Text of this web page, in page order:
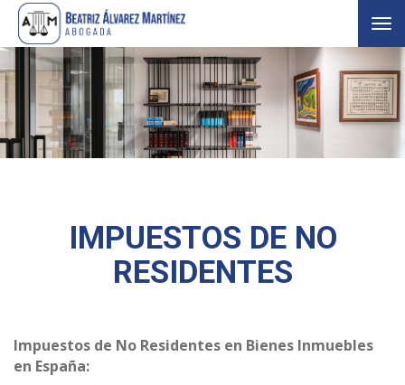
IMPUESTOS DE NO
RESIDENTES
Impuestos de No Residentes en Bienes Inmuebles
en España: